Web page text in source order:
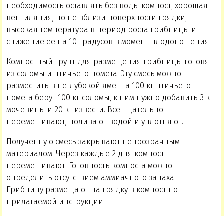
необходимость оставлять без воды компост; хорошая
вентиляция, но не вблизи поверхности грядки;
высокая температура в период роста грибницы и
снижение ее на 10 градусов в момент плодоношения.
Компостный грунт для размещения грибницы готовят
из соломы и птичьего помета. Эту смесь можно
разместить в неглубокой яме. На 100 кг птичьего
помета берут 100 кг соломы, к ним нужно добавить 3 кг
мочевины и 20 кг извести. Все тщательно
перемешивают, поливают водой и уплотняют.
Полученную смесь закрывают непрозрачным
материалом. Через каждые 2 дня компост
перемешивают. Готовность компоста можно
определить отсутствием аммиачного запаха.
Грибницу размещают на грядку в компост по
прилагаемой инструкции.